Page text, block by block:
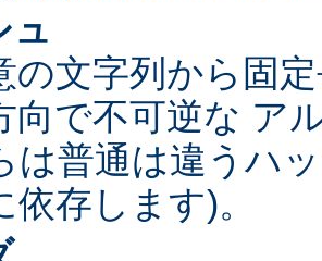
ュ
の文字列から固
向で不可逆な ア
は普通は違うハ
依存します)。